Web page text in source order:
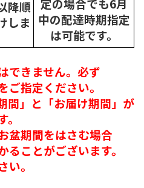
定の場合でも6月
中の配達時期指定
は可能です。
降順
しま
できません。必ず
ご指定ください。
間」と「お届け期間」が
盆期間をはさむ場合
ことがございます。
い。